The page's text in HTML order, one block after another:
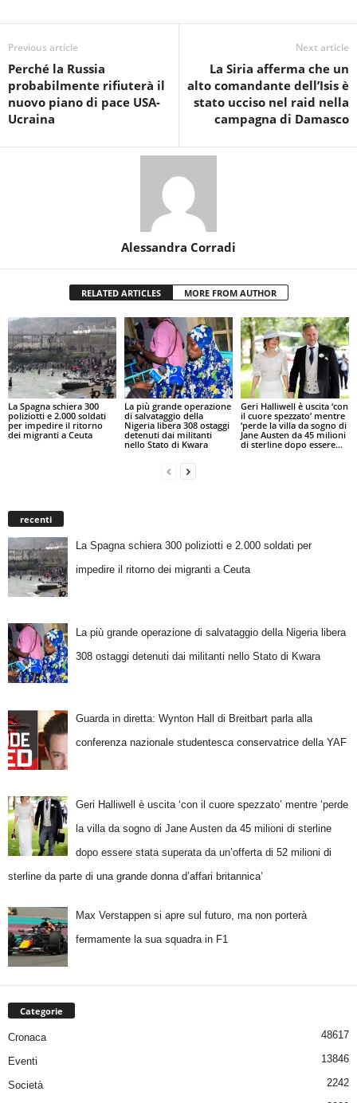
Previous article
Perché la Russia
probabilmente rifiuterà il
nuovo piano di pace USA-
Ucraina
Next article
La Siria afferma che un
alto comandante dell’Isis è
stato ucciso nel raid nella
campagna di Damasco
Alessandra Corradi
RELATED ARTICLES MORE FROM AUTHOR
La Spagna schiera 300
poliziotti e 2.000 soldati
per impedire il ritorno
dei migranti a Ceuta
La più grande operazione
di salvataggio della
Nigeria libera 308 ostaggi
detenuti dai militanti
nello Stato di Kwara
Geri Halliwell è uscita ‘con
il cuore spezzato’ mentre
‘perde la villa da sogno di
Jane Austen da 45 milioni
di sterline dopo essere...
recenti
La Spagna schiera 300 poliziotti e 2.000 soldati per
impedire il ritorno dei migranti a Ceuta
La più grande operazione di salvataggio della Nigeria libera
308 ostaggi detenuti dai militanti nello Stato di Kwara
Guarda in diretta: Wynton Hall di Breitbart parla alla
conferenza nazionale studentesca conservatrice della YAF
Geri Halliwell è uscita ‘con il cuore spezzato’ mentre ‘perde
la villa da sogno di Jane Austen da 45 milioni di sterline
dopo essere stata superata da un’offerta di 52 milioni di
sterline da parte di una grande donna d’affari britannica’
Max Verstappen si apre sul futuro, ma non porterà
fermamente la sua squadra in F1
Categorie
Cronaca 48617
Eventi 13846
Società 2242